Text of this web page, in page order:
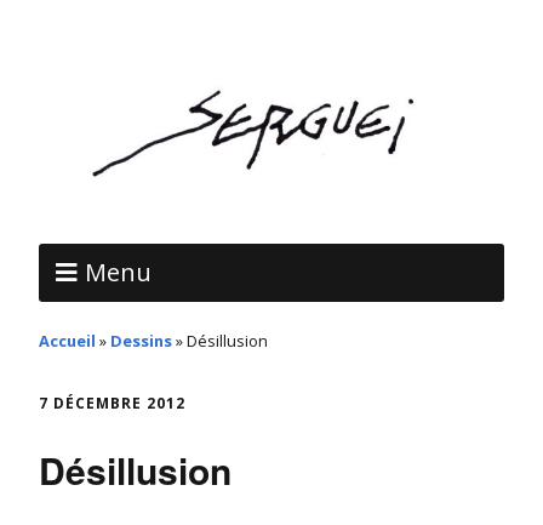
Menu
Accueil » Dessins»Désillusion
7 DÉCEMBRE 2012
Désillusion